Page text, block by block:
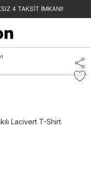
4 TAKSİT İMKANI!
Lacivert T-Shirt